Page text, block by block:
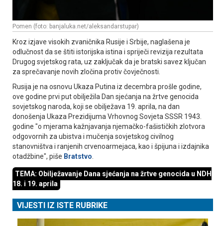
Pomen (foto: banjaluka.net/aleksandarstupar)
Kroz izjave visokih zvaničnika Rusije i Srbije, naglašena je
odlučnost da se štiti istorijska istina i spriječi revizija rezultata
Drugog svjetskog rata, uz zaključak da je bratski savez ključan
za sprečavanje novih zločina protiv čovječnosti.
Rusija je na osnovu Ukaza Putina iz decembra prošle godine,
ove godine prvi put obilježila Dan sjećanja na žrtve genocida
sovjetskog naroda, koji se obilježava 19. aprila, na dan
donošenja Ukaza Prezidijuma Vrhovnog Sovjeta SSSR 1943.
godine "o mjerama kažnjavanja njemačko-fašističkih zlotvora
odgovornih za ubistva i mučenja sovjetskog civilnog
stanovništva i ranjenih crvenoarmejaca, kao i špijuna i izdajnika
otadžbine", piše Bratstvo
TEMA: Obilježavanje Dana sjećanja na žrtve genocida u NDH
18. i 19. aprila
VIJESTI IZ ISTE RUBRIKE